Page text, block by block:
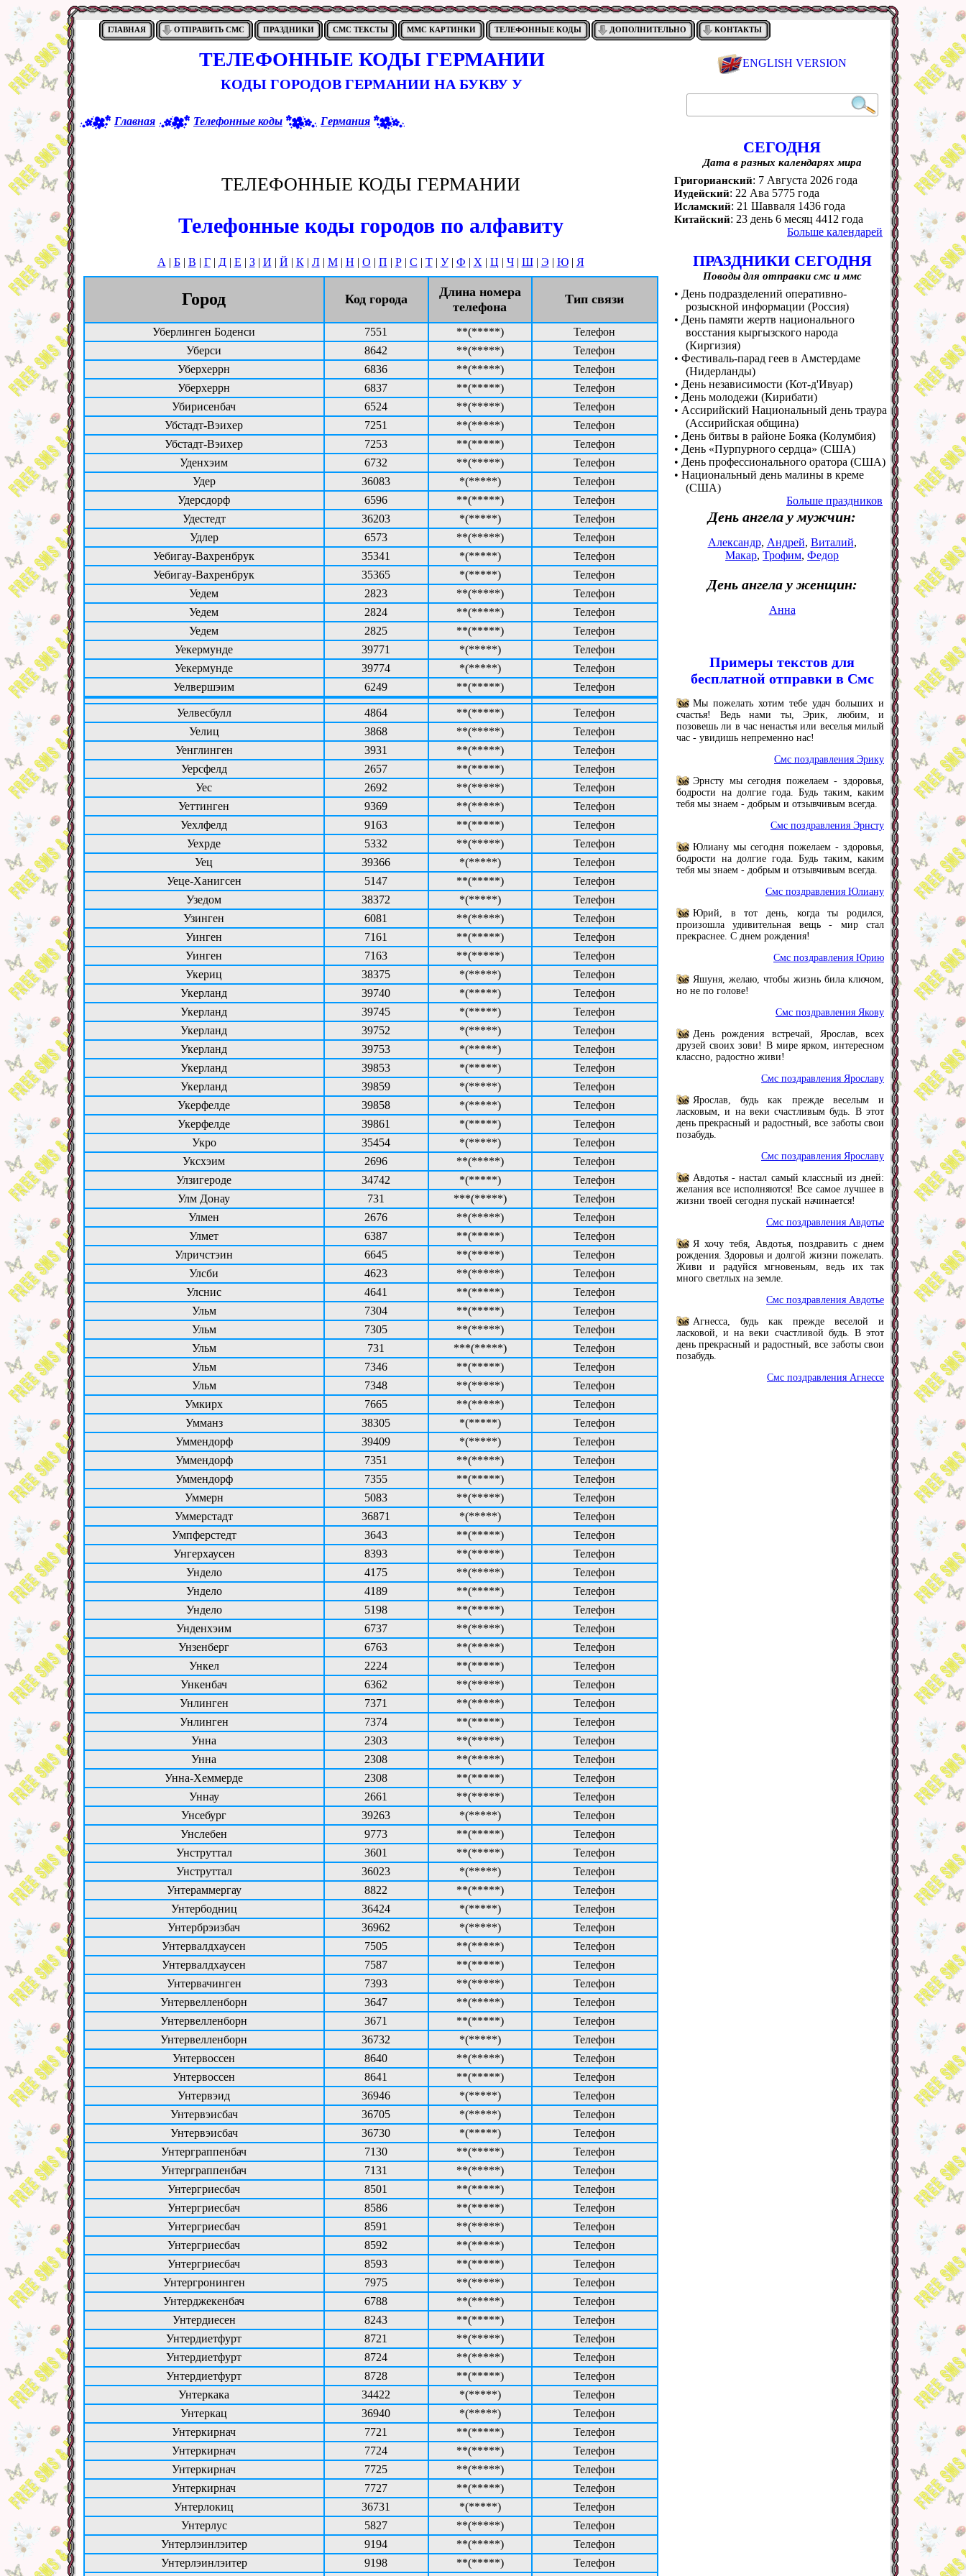
ГЛАВНАЯ ОТПРАВИТЬ СМС ПРАЗДНИКИ СМС ТЕКСТЫ ММС КАРТИНКИ ТЕЛЕФОННЫЕ КОДЫ ДОПОЛНИТЕЛЬНО КОНТАКТЫ
ТЕЛЕФОННЫЕ КОДЫ ГЕРМАНИИ
КОДЫ ГОРОДОВ ГЕРМАНИИ НА БУКВУ У
Главная Телефонные коды Германия
ТЕЛЕФОННЫЕ КОДЫ ГЕРМАНИИ
Телефонные коды городов по алфавиту
А | Б| В | Г| Д| Е | З| И | Й | К| Л| М| Н | О | П | Р| С | Т| У| Ф | Х | Ц | Ч| Ш| Э | Ю| Я
Город Код города
Длина номера
телефона
Тип связи
Уберлинген Боденси 7551 **(*****)
Телефон
Уберси
8642 **(*****)
Телефон
Уберхеррн
6836 **(*****)
Телефон
Уберхеррн
6837 **(*****)
Телефон
Убирисенбач
6524 **(*****)
Телефон
Убстадт-Вэихер
7251 **(*****)
Телефон
Убстадт-Вэихер
7253 **(*****)
Телефон
Уденхэим
6732 **(*****)
Телефон
Удер
36083 *(*****)
Телефон
Удерсдорф
6596 **(*****)
Телефон
Удестедт
36203 *(*****)
Телефон
Удлер
6573 **(*****)
Телефон
Уебигау-Вахренбрук
35341 *(*****)
Телефон
Уебигау-Вахренбрук
35365 *(*****)
Телефон
Уедем
2823 **(*****)
Телефон
Уедем
2824 **(*****)
Телефон
Уедем
2825 **(*****)
Телефон
Уекермунде
39771 *(*****)
Телефон
Уекермунде
39774 *(*****)
Телефон
Уелвершэим
6249 **(*****) Телефон
Уелвесбулл 4864 **(*****)
Телефон
Уелиц
3868 **(*****)
Телефон
Уенглинген
3931 **(*****)
Телефон
Уерсфелд
2657 **(*****)
Телефон
Уес
2692 **(*****)
Телефон
Уеттинген
9369 **(*****)
Телефон
Уехлфелд
9163 **(*****)
Телефон
Уехрде
5332 **(*****)
Телефон
Уец
39366 *(*****)
Телефон
Уеце-Ханигсен
5147 **(*****)
Телефон
Узедом
38372 *(*****)
Телефон
Узинген
6081 **(*****)
Телефон
Уинген
7161 **(*****)
Телефон
Уинген
7163 **(*****)
Телефон
Укериц
38375 *(*****)
Телефон
Укерланд
39740 *(*****)
Телефон
Укерланд
39745 *(*****)
Телефон
Укерланд
39752 *(*****)
Телефон
Укерланд
39753 *(*****)
Телефон
Укерланд
39853 *(*****)
Телефон
Укерланд
39859 *(*****)
Телефон
Укерфелде
39858 *(*****)
Телефон
Укерфелде
39861 *(*****)
Телефон
Укро
35454 *(*****)
Телефон
Уксхэим
2696 **(*****)
Телефон
Улзигероде
34742 *(*****)
Телефон
Улм Донау
731 ***(*****)
Телефон
Улмен
2676 **(*****)
Телефон
Улмет
6387 **(*****)
Телефон
Улричстэин
6645 **(*****)
Телефон
Улсби
4623 **(*****)
Телефон
Улснис
4641 **(*****)
Телефон
Ульм
7304 **(*****)
Телефон
Ульм
7305 **(*****)
Телефон
Ульм
731 ***(*****)
Телефон
Ульм
7346 **(*****)
Телефон
Ульм
7348 **(*****)
Телефон
Умкирх
7665 **(*****)
Телефон
Умманз
38305 *(*****)
Телефон
Уммендорф
39409 *(*****)
Телефон
Уммендорф
7351 **(*****)
Телефон
Уммендорф
7355 **(*****)
Телефон
Уммерн
5083 **(*****)
Телефон
Уммерстадт
36871 *(*****)
Телефон
Умпферстедт
3643 **(*****)
Телефон
Унгерхаусен
8393 **(*****)
Телефон
Ундело
4175 **(*****)
Телефон
Ундело
4189 **(*****)
Телефон
Ундело
5198 **(*****)
Телефон
Унденхэим
6737 **(*****)
Телефон
Унзенберг
6763 **(*****)
Телефон
Ункел
2224 **(*****)
Телефон
Ункенбач
6362 **(*****)
Телефон
Унлинген
7371 **(*****)
Телефон
Унлинген
7374 **(*****)
Телефон
Унна
2303 **(*****)
Телефон
Унна
2308 **(*****)
Телефон
Унна-Хеммерде
2308 **(*****)
Телефон
Уннау
2661 **(*****)
Телефон
Унсебург
39263 *(*****)
Телефон
Унслебен
9773 **(*****)
Телефон
Унструттал
3601 **(*****)
Телефон
Унструттал
36023 *(*****)
Телефон
Унтераммергау
8822 **(*****)
Телефон
Унтербодниц
36424 *(*****)
Телефон
Унтербрэизбач
36962 *(*****)
Телефон
Унтервалдхаусен
7505 **(*****)
Телефон
Унтервалдхаусен
7587 **(*****)
Телефон
Унтервачинген
7393 **(*****)
Телефон
Унтервелленборн
3647 **(*****)
Телефон
Унтервелленборн
3671 **(*****)
Телефон
Унтервелленборн
36732 *(*****)
Телефон
Унтервоссен
8640 **(*****)
Телефон
Унтервоссен
8641 **(*****)
Телефон
Унтервэид
36946 *(*****)
Телефон
Унтервэисбач
36705 *(*****)
Телефон
Унтервэисбач
36730 *(*****)
Телефон
Унтерграппенбач
7130 **(*****)
Телефон
Унтерграппенбач
7131 **(*****)
Телефон
Унтергриесбач
8501 **(*****)
Телефон
Унтергриесбач
8586 **(*****)
Телефон
Унтергриесбач
8591 **(*****)
Телефон
Унтергриесбач
8592 **(*****)
Телефон
Унтергриесбач
8593 **(*****)
Телефон
Унтергронинген
7975 **(*****)
Телефон
Унтерджекенбач
6788 **(*****)
Телефон
Унтердиесен
8243 **(*****)
Телефон
Унтердиетфурт
8721 **(*****)
Телефон
Унтердиетфурт
8724 **(*****)
Телефон
Унтердиетфурт
8728 **(*****)
Телефон
Унтеркака
34422 *(*****)
Телефон
Унтеркац
36940 *(*****)
Телефон
Унтеркирнач
7721 **(*****)
Телефон
Унтеркирнач
7724 **(*****)
Телефон
Унтеркирнач
7725 **(*****)
Телефон
Унтеркирнач
7727 **(*****)
Телефон
Унтерлокиц
36731 *(*****)
Телефон
Унтерлус
5827 **(*****)
Телефон
Унтерлэинлэитер
9194 **(*****)
Телефон
Унтерлэинлэитер
9198 **(*****)
Телефон
ENGLISH VERSION
СЕГОДНЯ
Дата в разных календарях мира
Григорианский: 7 Августа 2026 года
Иудейский: 22 Ава 5775 года
Исламский: 21 Шавваля 1436 года
Китайский: 23 день 6 месяц 4412 года
Больше календарей
ПРАЗДНИКИ СЕГОДНЯ
Поводы для отправки смс и ммс
• День подразделений оперативно-
розыскной информации (Россия)
• День памяти жертв национального
восстания кыргызского народа
(Киргизия)
• Фестиваль-парад геев в Амстердаме
(Нидерланды)
• День независимости (Кот-д'Ивуар)
• День молодежи (Кирибати)
• Ассирийский Национальный день траура
(Ассирийская община)
• День битвы в районе Бояка (Колумбия)
• День «Пурпурного сердца» (США)
• День профессионального оратора (США)
• Национальный день малины в креме
(США)
Больше праздников
День ангела у мужчин:
Александр, Андрей, Виталий,
Макар, Трофим, Федор
День ангела у женщин:
Анна
Примеры текстов для
бесплатной отправки в Смс
Мы пожелать хотим тебе удач больших и
счастья! Ведь нами ты, Эрик, любим, и
позовешь ли в час ненастья или веселья милый
час - увидишь непременно нас!
Смс поздравления Эрику
Эрнсту мы сегодня пожелаем - здоровья,
бодрости на долгие года. Будь таким, каким
тебя мы знаем - добрым и отзывчивым всегда.
Смс поздравления Эрнсту
Юлиану мы сегодня пожелаем - здоровья,
бодрости на долгие года. Будь таким, каким
тебя мы знаем - добрым и отзывчивым всегда.
Смс поздравления Юлиану
Юрий, в тот день, когда ты родился,
произошла удивительная вещь - мир стал
прекраснее. С днем рождения!
Смс поздравления Юрию
Яшуня, желаю, чтобы жизнь била ключом,
но не по голове!
Смс поздравления Якову
День рождения встречай, Ярослав, всех
друзей своих зови! В мире ярком, интересном
классно, радостно живи!
Смс поздравления Ярославу
Ярослав, будь как прежде веселым и
ласковым, и на веки счастливым будь. В этот
день прекрасный и радостный, все заботы свои
позабудь.
Смс поздравления Ярославу
Авдотья - настал самый классный из дней:
желания все исполняются! Все самое лучшее в
жизни твоей сегодня пускай начинается!
Смс поздравления Авдотье
Я хочу тебя, Авдотья, поздравить с днем
рождения. Здоровья и долгой жизни пожелать.
Живи и радуйся мгновеньям, ведь их так
много светлых на земле.
Смс поздравления Авдотье
Агнесса, будь как прежде веселой и
ласковой, и на веки счастливой будь. В этот
день прекрасный и радостный, все заботы свои
позабудь.
Смс поздравления Агнессе